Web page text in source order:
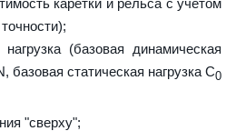
каретки и рельса с учетом
(базовая динамическая
базовая статическая нагрузка С0
"сверху";